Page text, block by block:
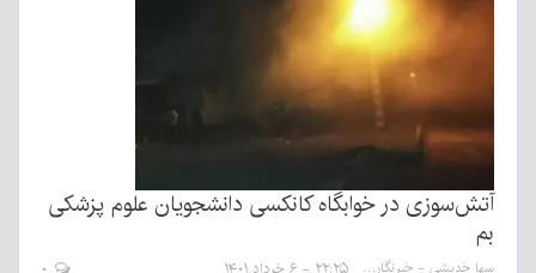
آتش‌سوزی در خوابگاه کانکسی دانشجویان علوم پزشکی
بم
سها خدیشی - خبرنگار ۲۲:۲۵ - ۶ خرداد ۱۴۰۱